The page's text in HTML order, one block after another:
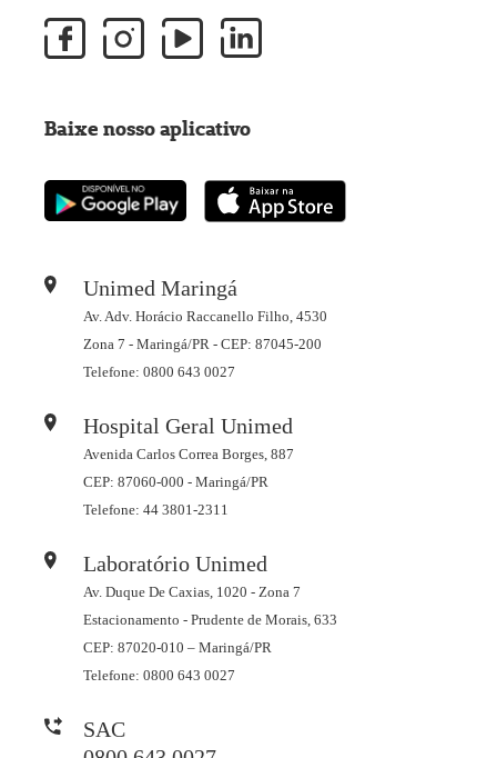
Unimed Maringá
Av. Adv. Horácio Raccanello Filho, 4530
Zona 7 - Maringá/PR - CEP: 87045-200
Telefone: 0800 643 0027
Hospital Geral Unimed
Avenida Carlos Correa Borges, 887
CEP: 87060-000 - Maringá/PR
Telefone: 44 3801-2311
Laboratório Unimed
Av. Duque De Caxias, 1020 - Zona 7
Estacionamento - Prudente de Morais, 633
CEP: 87020-010 – Maringá/PR
Telefone: 0800 643 0027
SAC
Baixe nosso aplicativo